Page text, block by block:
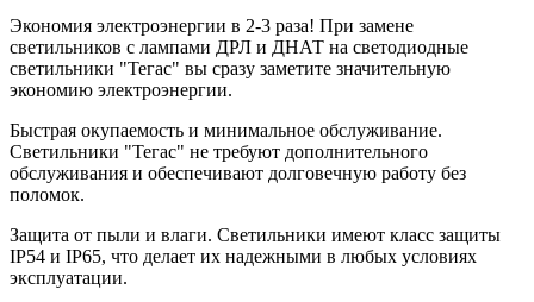
Экономия электроэнергии в 2-3 раза! При замене
светильников с лампами ДРЛ и ДНАТ на светодиодные
светильники "Тегас" вы сразу заметите значительную
экономию электроэнергии.
Быстрая окупаемость и минимальное обслуживание.
Светильники "Тегас" не требуют дополнительного
обслуживания и обеспечивают долговечную работу без
поломок.
Защита от пыли и влаги. Светильники имеют класс защиты
IP54 и IP65, что делает их надежными в любых условиях
эксплуатации.